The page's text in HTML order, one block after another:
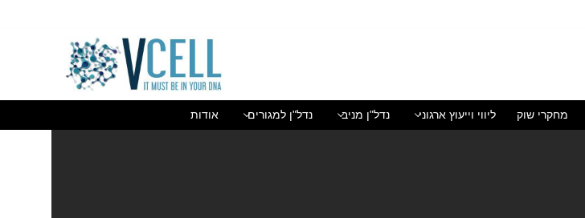
אודות נדל"ן למגורים נדל"ן מניב ליווי וייעוץ ארגוני מחקרי שוק